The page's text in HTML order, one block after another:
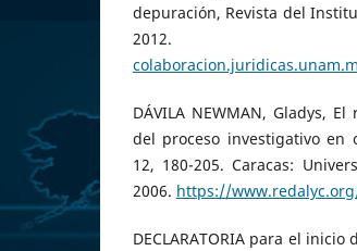
depuración, Revista del
DÁVILA NEWMAN, Gladys,
del proceso investigativo en
12, 180-205. Caracas:
2006. https://
DECLARATORIA para el